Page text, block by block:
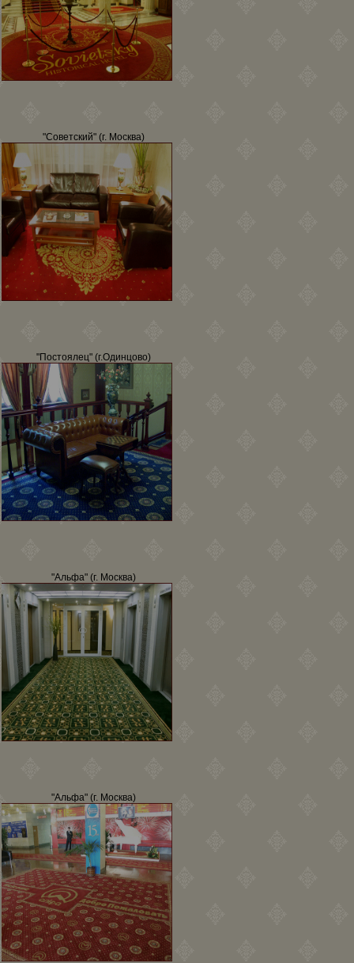
"Советский" (г. Москва)
"Постоялец" (г.Одинцово)
"Альфа" (г. Москва)
"Альфа" (г. Москва)